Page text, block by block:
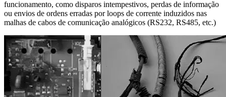
funcionamento, como disparos intempestivos, perdas de informação
ou envios de ordens erradas por loops de corrente induzidos nas
malhas de cabos de comunicação analógicos (RS232, RS485, etc.)